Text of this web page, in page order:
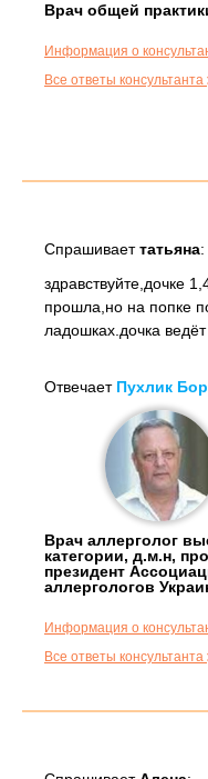
Врач общей
Информация о
Все ответы консультанта
Спрашиваеттатьяна:
здравствуйте,дочке
прошла,но на попке
ладошках.дочка
Отвечает Пухлик
Врач аллерголог
категории, д.м.н,
президент
аллергологов
Информация о
Все ответы консультанта